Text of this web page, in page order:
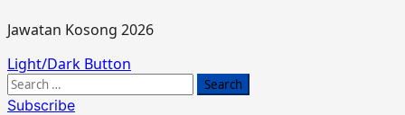
Jawatan Kosong 2026
Primary
Menu
Light/Dark Button
Search
for:
Subscribe